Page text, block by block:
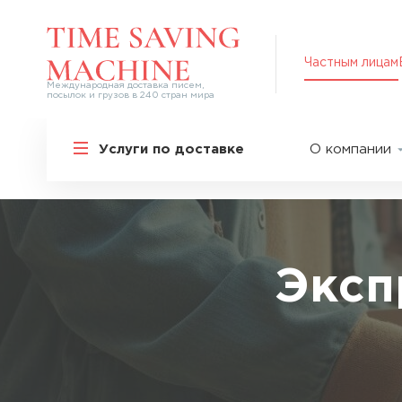
Международная доставка писем,
посылок и грузов в 240 стран мира
Частным лицам
Услуги по доставке
Международная доставка
СНГ
Экспресс-доставка в Россию
Специальные сервисы
Перевозка специальных грузов
О компании
Оплата
Вакансии
Акции